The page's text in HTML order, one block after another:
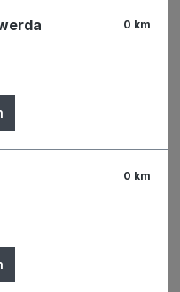
Filiale angezeigt.
0 km
0 km